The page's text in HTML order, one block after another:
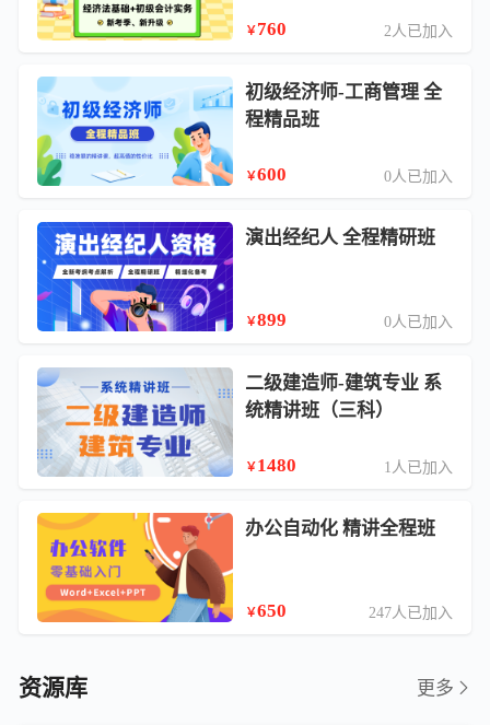
￥760 2人已加入
初级经济师-工商管理 全
程精品班
￥600 0人已加入
演出经纪人 全程精研班
￥899 0人已加入
二级建造师-建筑专业 系
统精讲班（三科）
￥1480 1人已加入
办公自动化 精讲全程班
￥650 247人已加入
资源库 更多